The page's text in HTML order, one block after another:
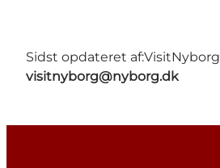
Sidst opdateret af:VisitNyborg
visitnyborg@nyborg.dk